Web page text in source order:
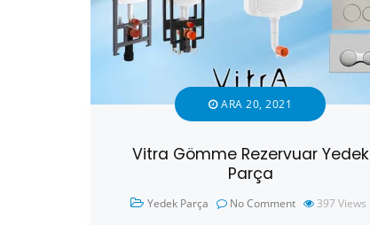
ARA 20, 2021
Vitra Gömme Rezervuar Yedek
Parça
Yedek Parça No Comment 397 Views